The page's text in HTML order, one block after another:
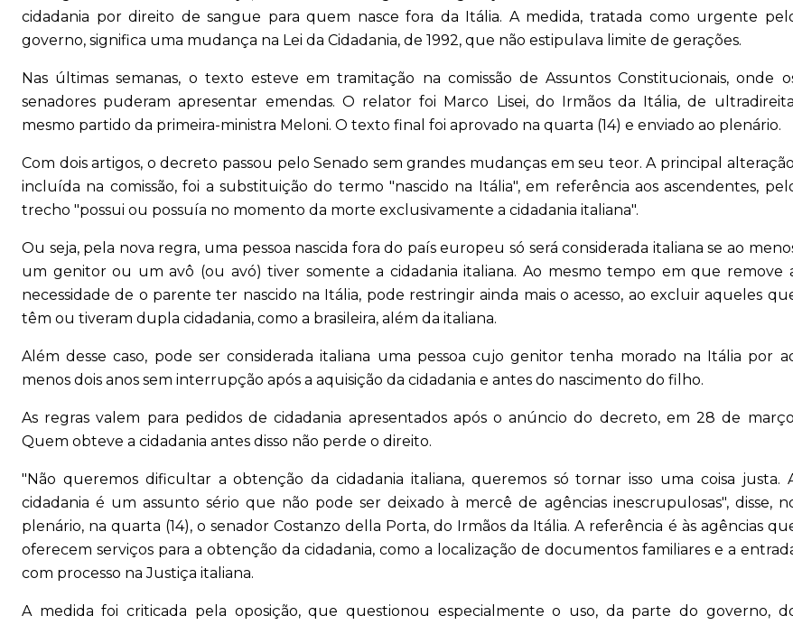
cidadania por direito de sangue para quem nasce fora da Itália. A medida, tratada como urgente
governo, significa uma mudança na Lei da Cidadania, de 1992, que não estipulava limite de gerações.
Nas últimas semanas, o texto esteve em tramitação na comissão de Assuntos Constitucionais, onde
senadores puderam apresentar emendas. O relator foi Marco Lisei, do Irmãos da Itália, de
mesmo partido da primeira-ministra Meloni. O texto final foi aprovado na quarta (14) e enviado ao plenário.
Com dois artigos, o decreto passou pelo Senado sem grandes mudanças em seu teor. A principal
incluída na comissão, foi a substituição do termo "nascido na Itália", em referência aos ascendentes,
trecho "possui ou possuía no momento da morte exclusivamente a cidadania italiana".
Ou seja, pela nova regra, uma pessoa nascida fora do país europeu só será considerada italiana se ao
um genitor ou um avô (ou avó) tiver somente a cidadania italiana. Ao mesmo tempo em que remove
necessidade de o parente ter nascido na Itália, pode restringir ainda mais o acesso, ao excluir aqueles
têm ou tiveram dupla cidadania, como a brasileira, além da italiana.
Além desse caso, pode ser considerada italiana uma pessoa cujo genitor tenha morado na Itália por
menos dois anos sem interrupção após a aquisição da cidadania e antes do nascimento do filho.
As regras valem para pedidos de cidadania apresentados após o anúncio do decreto, em 28 de
Quem obteve a cidadania antes disso não perde o direito.
"Não queremos dificultar a obtenção da cidadania italiana, queremos só tornar isso uma coisa justa.
cidadania é um assunto sério que não pode ser deixado à mercê de agências inescrupulosas", disse,
plenário, na quarta (14), o senador Costanzo della Porta, do Irmãos da Itália. A referência é às agências
oferecem serviços para a obtenção da cidadania, como a localização de documentos familiares e a
com processo na Justiça italiana.
A medida foi criticada pela oposição, que questionou especialmente o uso, da parte do governo,